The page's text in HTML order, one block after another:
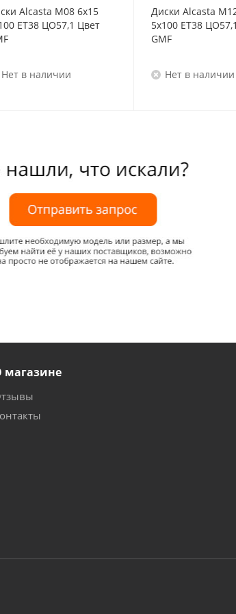
Alcasta M08 6x15
ET38 ЦО57,1 Цвет
Нет в наличии
Диски Alcasta
5x100 ET38
GMF
Нет в наличии
магазине